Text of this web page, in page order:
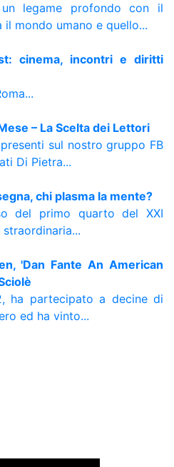
legame profondo con il
mondo umano e quello...
cinema, incontri e diritti
– La Scelta dei Lettori
sul nostro gruppo FB
Di Pietra...
chi plasma la mente?
del primo quarto del XXI
'Dan Fante An American
ha partecipato a decine di
ed ha vinto...